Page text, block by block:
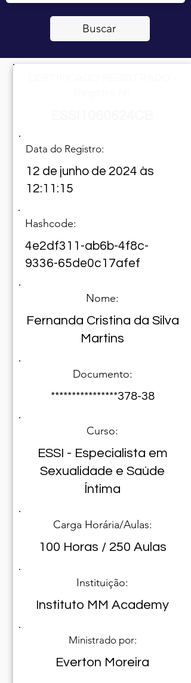
Buscar
Data do Registro:
12 de junho de 2024 às
12:11:15
Hashcode:
4e2df311-ab6b-4f8c-
9336-65de0c17afef
Nome:
Fernanda Cristina da Silva
Martins
Documento:
****************378-38
Curso:
ESSI - Especialista em
Sexualidade e Saúde
Íntima
Carga Horária/Aulas:
100 Horas / 250 Aulas
Instituição:
Instituto MM Academy
Ministrado por:
Everton Moreira